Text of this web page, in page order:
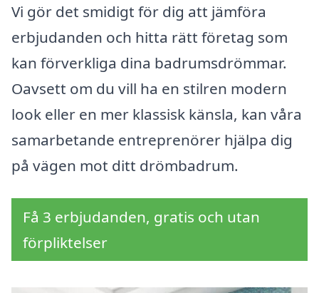
Vi gör det smidigt för dig att jämföra
erbjudanden och hitta rätt företag som
kan förverkliga dina badrumsdrömmar.
Oavsett om du vill ha en stilren modern
look eller en mer klassisk känsla, kan våra
samarbetande entreprenörer hjälpa dig
på vägen mot ditt drömbadrum.
Få 3 erbjudanden, gratis och utan
förpliktelser